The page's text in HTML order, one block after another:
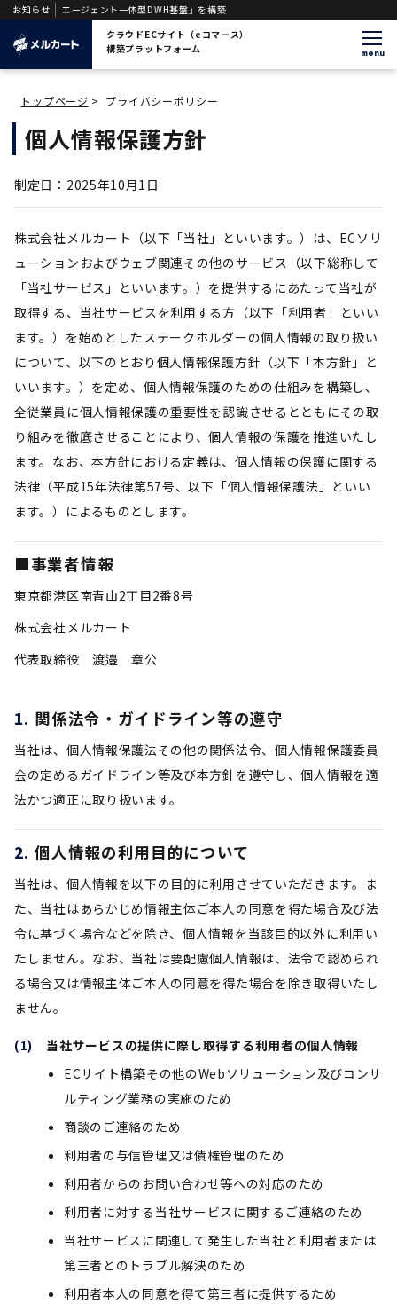
お知らせ
「AIエージェント一体型DWH基盤」を構築
クラウドECサイト（eコマース）
構築プラットフォーム
menu
トップページ > プライバシーポリシー
個人情報保護方針
制定日：2025年10月1日
株式会社メルカート（以下「当社」といいます。）は、ECソリ
ューションおよびウェブ関連その他のサービス（以下総称して
「当社サービス」といいます。）を提供するにあたって当社が
取得する、当社サービスを利用する方（以下「利用者」といい
ます。）を始めとしたステークホルダーの個人情報の取り扱い
について、以下のとおり個人情報保護方針（以下「本方針」と
いいます。）を定め、個人情報保護のための仕組みを構築し、
全従業員に個人情報保護の重要性を認識させるとともにその取
り組みを徹底させることにより、個人情報の保護を推進いたし
ます。なお、本方針における定義は、個人情報の保護に関する
法律（平成15年法律第57号、以下「個人情報保護法」といい
ます。）によるものとします。
■事業者情報
東京都港区南青山2丁目2番8号
株式会社メルカート
代表取締役 渡邉 章公
関係法令・ガイドライン等の遵守
当社は、個人情報保護法その他の関係法令、個人情報保護委員
会の定めるガイドライン等及び本方針を遵守し、個人情報を適
法かつ適正に取り扱います。
個人情報の利用目的について
当社は、個人情報を以下の目的に利用させていただきます。ま
た、当社はあらかじめ情報主体ご本人の同意を得た場合及び法
令に基づく場合などを除き、個人情報を当該目的以外に利用い
たしません。なお、当社は要配慮個人情報は、法令で認められ
る場合又は情報主体ご本人の同意を得た場合を除き取得いたし
ません。
当社サービスの提供に際し取得する利用者の個人情報
ECサイト構築その他のWebソリューション及びコンサ
ルティング業務の実施のため
商談のご連絡のため
利用者の与信管理又は債権管理のため
利用者からのお問い合わせ等への対応のため
利用者に対する当社サービスに関するご連絡のため
当社サービスに関連して発生した当社と利用者または
第三者とのトラブル解決のため
利用者本人の同意を得て第三者に提供するため